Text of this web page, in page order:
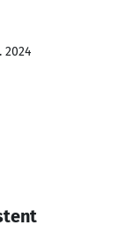
2024